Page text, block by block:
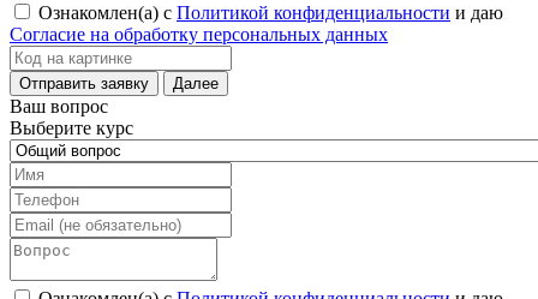
Ознакомлен(а) с Политикой конфиденциальности и даю
Согласие на обработку персональных данных
Ваш вопрос
Выберите курс